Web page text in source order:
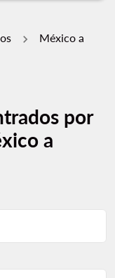
México a
por
a